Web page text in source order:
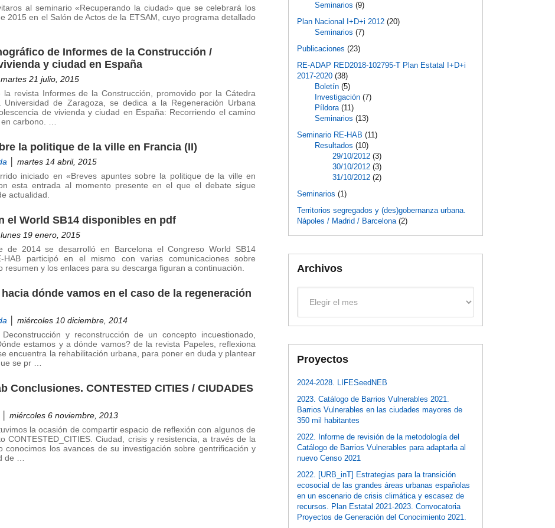
al seminario «Recuperando la ciudad» que se celebrará los
2015 en el Salón de Actos de la ETSAM, cuyo programa detallado
de Informes de la Construcción /
y ciudad en España
martes 21 julio, 2015
la revista Informes de la Construcción, promovido por la Cátedra
Universidad de Zaragoza, se dedica a la Regeneración Urbana
de vivienda y ciudad en España: Recorriendo el camino
en carbono. …
la politique de la ville en Francia (II)
│ martes 14 abril, 2015
iniciado en «Breves apuntes sobre la politique de la ville en
esta entrada al momento presente en el que el debate sigue
actualidad.
el World SB14 disponibles en pdf
lunes 19 enero, 2015
de 2014 se desarrolló en Barcelona el Congreso World SB14
HAB participó en el mismo con varias comunicaciones sobre
resumen y los enlaces para su descarga figuran a continuación.
dónde vamos en el caso de la regeneración
│ miércoles 10 diciembre, 2014
y reconstrucción de un concepto incuestionado,
estamos y a dónde vamos? de la revista Papeles, reflexiona
encuentra la rehabilitación urbana, para poner en duda y plantear
se pr …
Conclusiones. CONTESTED CITIES / CIUDADES
│ miércoles 6 noviembre, 2013
la ocasión de compartir espacio de reflexión con algunos de
CONTESTED_CITIES. Ciudad, crisis y resistencia, a través de la
conocimos los avances de su investigación sobre gentrificación y
de …
Seminarios (9)
Plan Nacional I+D+i 2012 (20)
Seminarios (7)
Publicaciones (23)
RE-ADAP RED2018-102795-T Plan Estatal I+D+i
2017-2020 (38)
Boletín (5)
Investigación (7)
Píldora(11)
Seminarios (13)
Seminario RE-HAB (11)
Resultados (10)
29/10/2012 (3)
30/10/2012 (3)
31/10/2012 (2)
Seminarios (1)
Territorios segregados y (des)gobernanza urbana.
Nápoles / Madrid / Barcelona(2)
Archivos
Proyectos
2024-2028. LIFESeedNEB
2023. Catálogo de Barrios Vulnerables 2021.
Barrios Vulnerables en las ciudades mayores de
350 mil habitantes
2022. Informe de revisión de la metodología del
Catálogo de Barrios Vulnerables para adaptarla al
nuevo Censo 2021
2022. [URB_inT] Estrategias para la transición
ecosocial de las grandes áreas urbanas españolas
en un escenario de crisis climática y escasez de
recursos. Plan Estatal 2021-2023. Convocatoria
Proyectos de Generación del Conocimiento 2021.